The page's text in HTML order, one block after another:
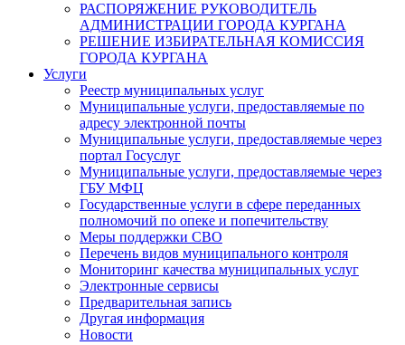
РАСПОРЯЖЕНИЕ РУКОВОДИТЕЛЬ
АДМИНИСТРАЦИИ ГОРОДА КУРГАНА
РЕШЕНИЕ ИЗБИРАТЕЛЬНАЯ КОМИССИЯ
ГОРОДА КУРГАНА
Услуги
Реестр муниципальных услуг
Муниципальные услуги, предоставляемые по
адресу электронной почты
Муниципальные услуги, предоставляемые через
портал Госуслуг
Муниципальные услуги, предоставляемые через
ГБУ МФЦ
Государственные услуги в сфере переданных
полномочий по опеке и попечительству
Меры поддержки СВО
Перечень видов муниципального контроля
Мониторинг качества муниципальных услуг
Электронные сервисы
Предварительная запись
Другая информация
Новости